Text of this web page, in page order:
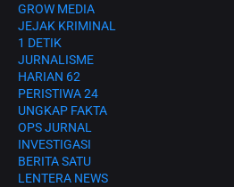
GROW MEDIA
JEJAK KRIMINAL
1 DETIK
JURNALISME
HARIAN 62
PERISTIWA 24
UNGKAP FAKTA
OPS JURNAL
INVESTIGASI
BERITA SATU
LENTERA NEWS